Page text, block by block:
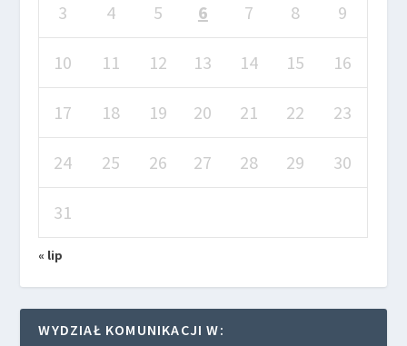
3 4 5 6 7 8 9
10 11 12 13 14 15 16
17 18 19 20 21 22 23
24 25 26 27 28 29 30
31
« lip
WYDZIAŁ KOMUNIKACJI W: